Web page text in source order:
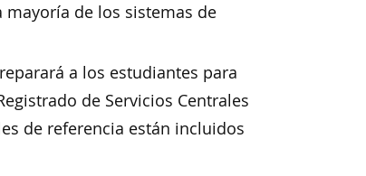
de los sistemas de
a los estudiantes para
de Servicios Centrales
de referencia están incluidos